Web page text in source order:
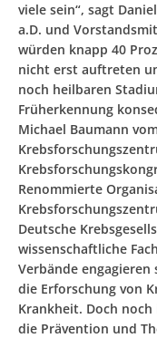
viele sein“, sagt
a.D. und
würden knapp 40
nicht erst auftreten
noch heilbaren
Früherkennung
Michael Baumann
Renommierte
Deutsche
wissenschaftliche
Verbände
die Erforschung von
Krankheit. Doch
die Prävention und